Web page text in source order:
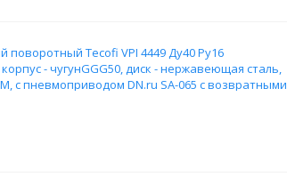
поворотный Tecofi VPI 4449 Ду40 Ру16
- чугунGGG50, диск - нержавеющая сталь,
с пневмоприводом DN.ru SA-065 с возвратными